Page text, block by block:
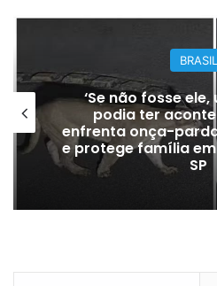
BRASIL
‘Se não fosse
podia ter
enfrenta onça-
e protege família
SP